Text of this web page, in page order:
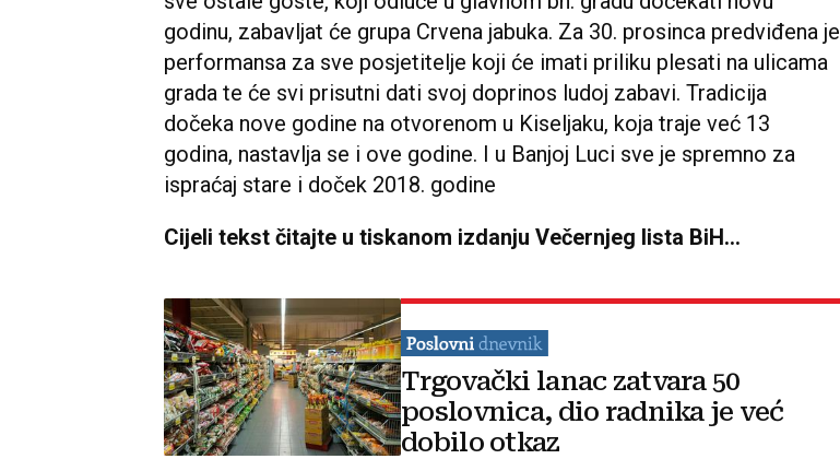
godinu, zabavljat će grupa Crvena jabuka. Za 30. prosinca predviđena je
performansa za sve posjetitelje koji će imati priliku plesati na ulicama
grada te će svi prisutni dati svoj doprinos ludoj zabavi. Tradicija
dočeka nove godine na otvorenom u Kiseljaku, koja traje već 13
godina, nastavlja se i ove godine. I u Banjoj Luci sve je spremno za
ispraćaj stare i doček 2018. godine
Cijeli tekst čitajte u tiskanom izdanju Večernjeg lista BiH...
Trgovački lanac zatvara 50
poslovnica, dio radnika je već
dobilo otkaz